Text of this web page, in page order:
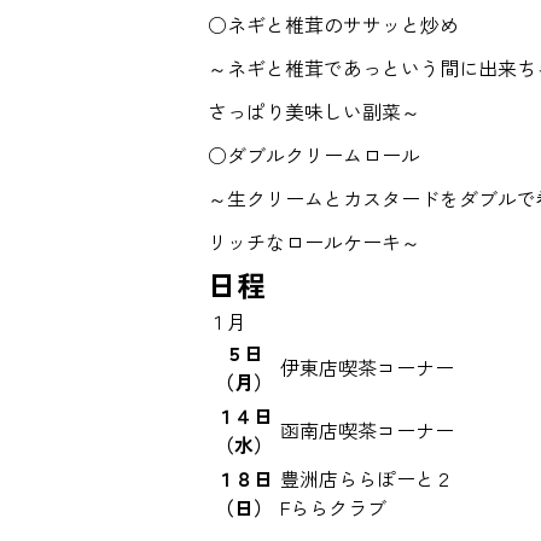
○ネギと椎茸のササッと炒め
～ネギと椎茸であっという間に出来ち
さっぱり美味しい副菜～
○ダブルクリームロール
～生クリームとカスタードをダブルで
リッチなロールケーキ～
日程
１月
５日
（月）
伊東店喫茶コーナー
１４日
（水）
函南店喫茶コーナー
１８日
（日）
豊洲店ららぽーと２
Fららクラブ